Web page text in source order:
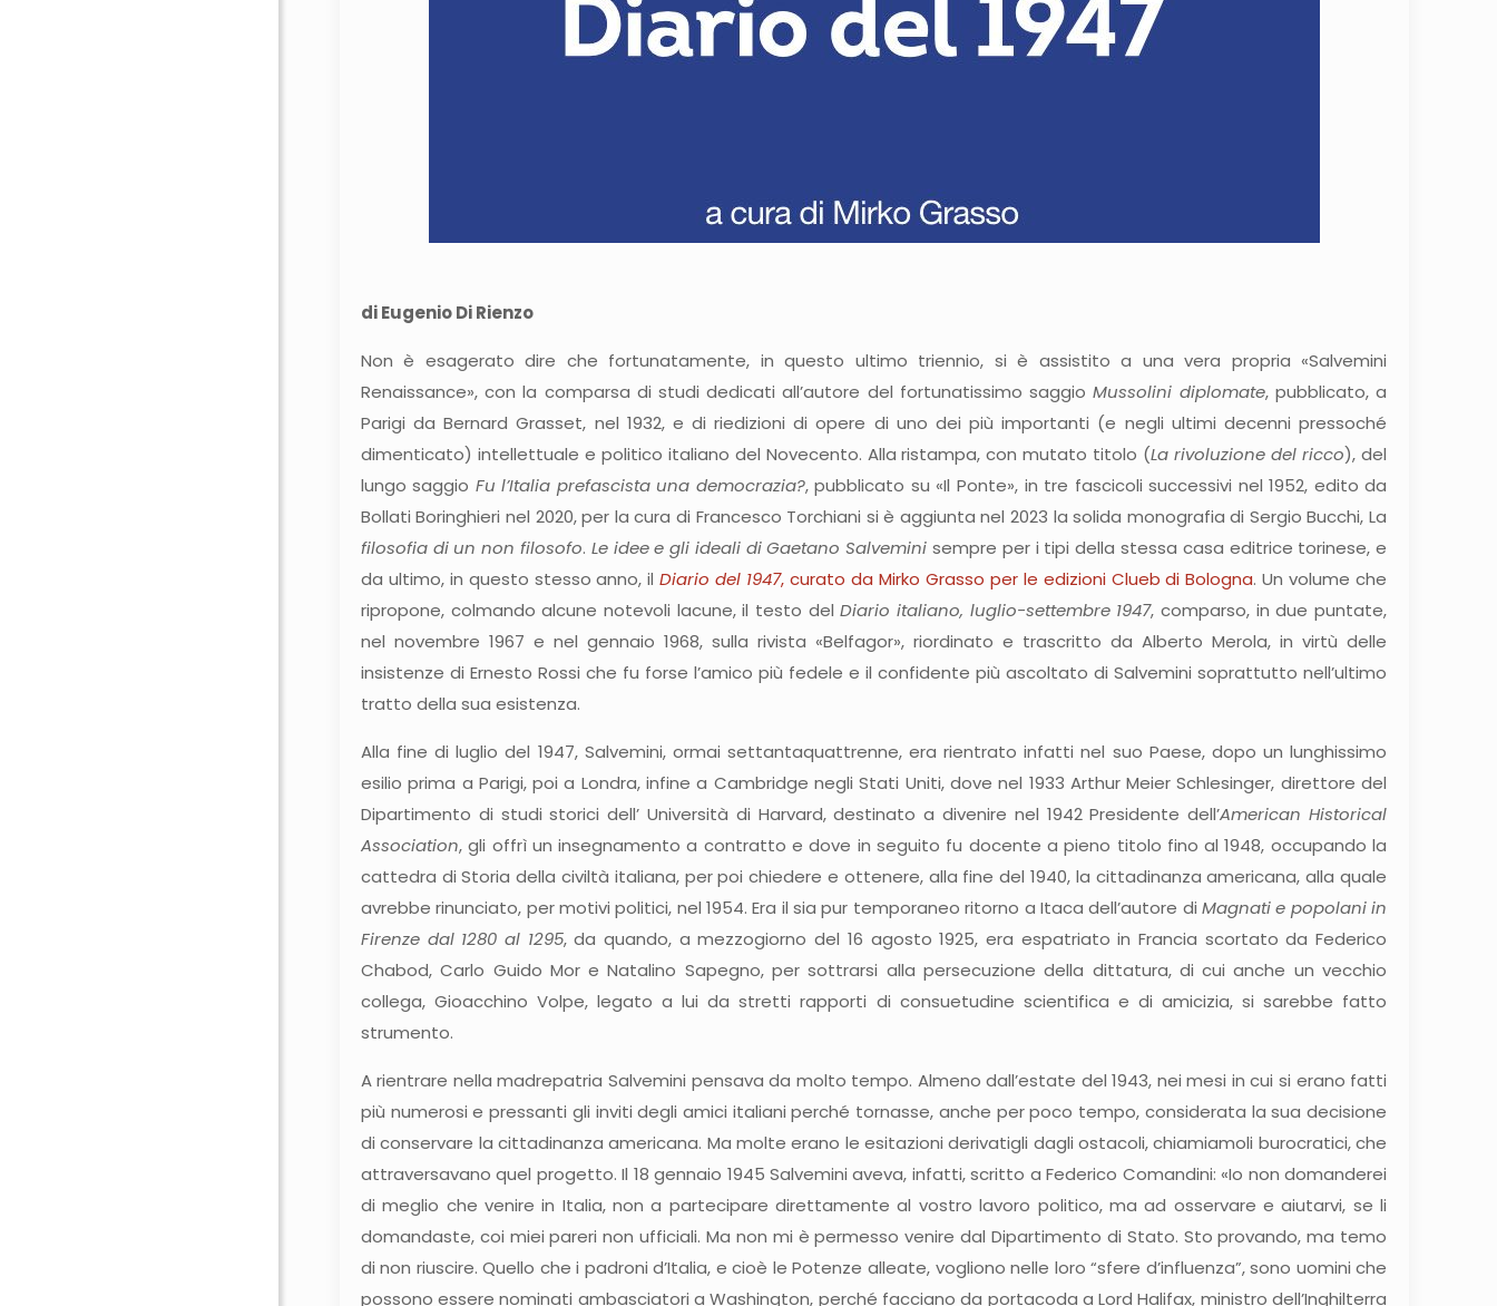
di Eugenio Di Rienzo
Non è esagerato dire che fortunatamente, in questo ultimo triennio, si è assistito a una vera propria «Salvemini
Renaissance», con la comparsa di studi dedicati all’autore del fortunatissimo saggioMussolini diplomate, pubblicato, a
Parigi da Bernard Grasset, nel 1932, e di riedizioni di opere di uno dei più importanti (e negli ultimi decenni pressoché
dimenticato) intellettuale e politico italiano del Novecento. Alla ristampa, con mutato titolo (La rivoluzione del ricco), del
lungo saggio Fu l’Italia prefascista una democrazia?, pubblicato su «Il Ponte», in tre fascicoli successivi nel 1952, edito da
Bollati Boringhieri nel 2020, per la cura di Francesco Torchiani si è aggiunta nel 2023 la solida monografia di Sergio Bucchi, La
filosofia di un non filosofo. Le idee e gli ideali di Gaetano Salvemini sempre per i tipi della stessa casa editrice torinese, e
da ultimo, in questo stesso anno, ilDiario del 1947, curato da Mirko Grasso per le edizioni Clueb di Bologna. Un volume che
ripropone, colmando alcune notevoli lacune, il testo delDiario italiano, luglio-settembre 1947, comparso, in due puntate,
nel novembre 1967 e nel gennaio 1968, sulla rivista «Belfagor», riordinato e trascritto da Alberto Merola, in virtù delle
insistenze di Ernesto Rossi che fu forse l’amico più fedele e il confidente più ascoltato di Salvemini soprattutto nell’ultimo
tratto della sua esistenza.
Alla fine di luglio del 1947, Salvemini, ormai settantaquattrenne, era rientrato infatti nel suo Paese, dopo un lunghissimo
esilio prima a Parigi, poi a Londra, infine a Cambridge negli Stati Uniti, dove nel 1933 Arthur Meier Schlesinger, direttore del
Dipartimento di studi storici dell’ Università di Harvard, destinato a divenire nel 1942 Presidente dell’American Historical
Association, gli offrì un insegnamento a contratto e dove in seguito fu docente a pieno titolo fino al 1948, occupando la
cattedra di Storia della civiltà italiana, per poi chiedere e ottenere, alla fine del 1940, la cittadinanza americana, alla quale
avrebbe rinunciato, per motivi politici, nel 1954. Era il sia pur temporaneo ritorno a Itaca dell’autore di Magnati e popolani in
Firenze dal 1280 al 1295, da quando, a mezzogiorno del 16 agosto 1925, era espatriato in Francia scortato da Federico
Chabod, Carlo Guido Mor e Natalino Sapegno, per sottrarsi alla persecuzione della dittatura, di cui anche un vecchio
collega, Gioacchino Volpe, legato a lui da stretti rapporti di consuetudine scientifica e di amicizia, si sarebbe fatto
strumento.
A rientrare nella madrepatria Salvemini pensava da molto tempo. Almeno dall’estate del 1943, nei mesi in cui si erano fatti
più numerosi e pressanti gli inviti degli amici italiani perché tornasse, anche per poco tempo, considerata la sua decisione
di conservare la cittadinanza americana. Ma molte erano le esitazioni derivatigli dagli ostacoli, chiamiamoli burocratici, che
attraversavano quel progetto. Il 18 gennaio 1945 Salvemini aveva, infatti, scritto a Federico Comandini: «Io non domanderei
di meglio che venire in Italia, non a partecipare direttamente al vostro lavoro politico, ma ad osservare e aiutarvi, se li
domandaste, coi miei pareri non ufficiali. Ma non mi è permesso venire dal Dipartimento di Stato. Sto provando, ma temo
di non riuscire. Quello che i padroni d’Italia, e cioè le Potenze alleate, vogliono nelle loro “sfere d’influenza”, sono uomini che
possono essere nominati ambasciatori a Washington, perché facciano da portacoda a Lord Halifax, ministro dell’Inghilterra